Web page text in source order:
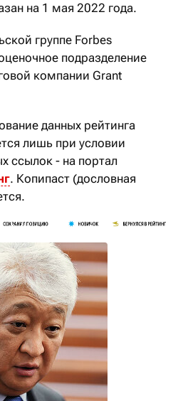
на 1 мая 2022 года.
группе Forbes
подразделение
компании Grant
данных рейтинга
лишь при условии
ссылок - на портал
. Копипаст (дословная